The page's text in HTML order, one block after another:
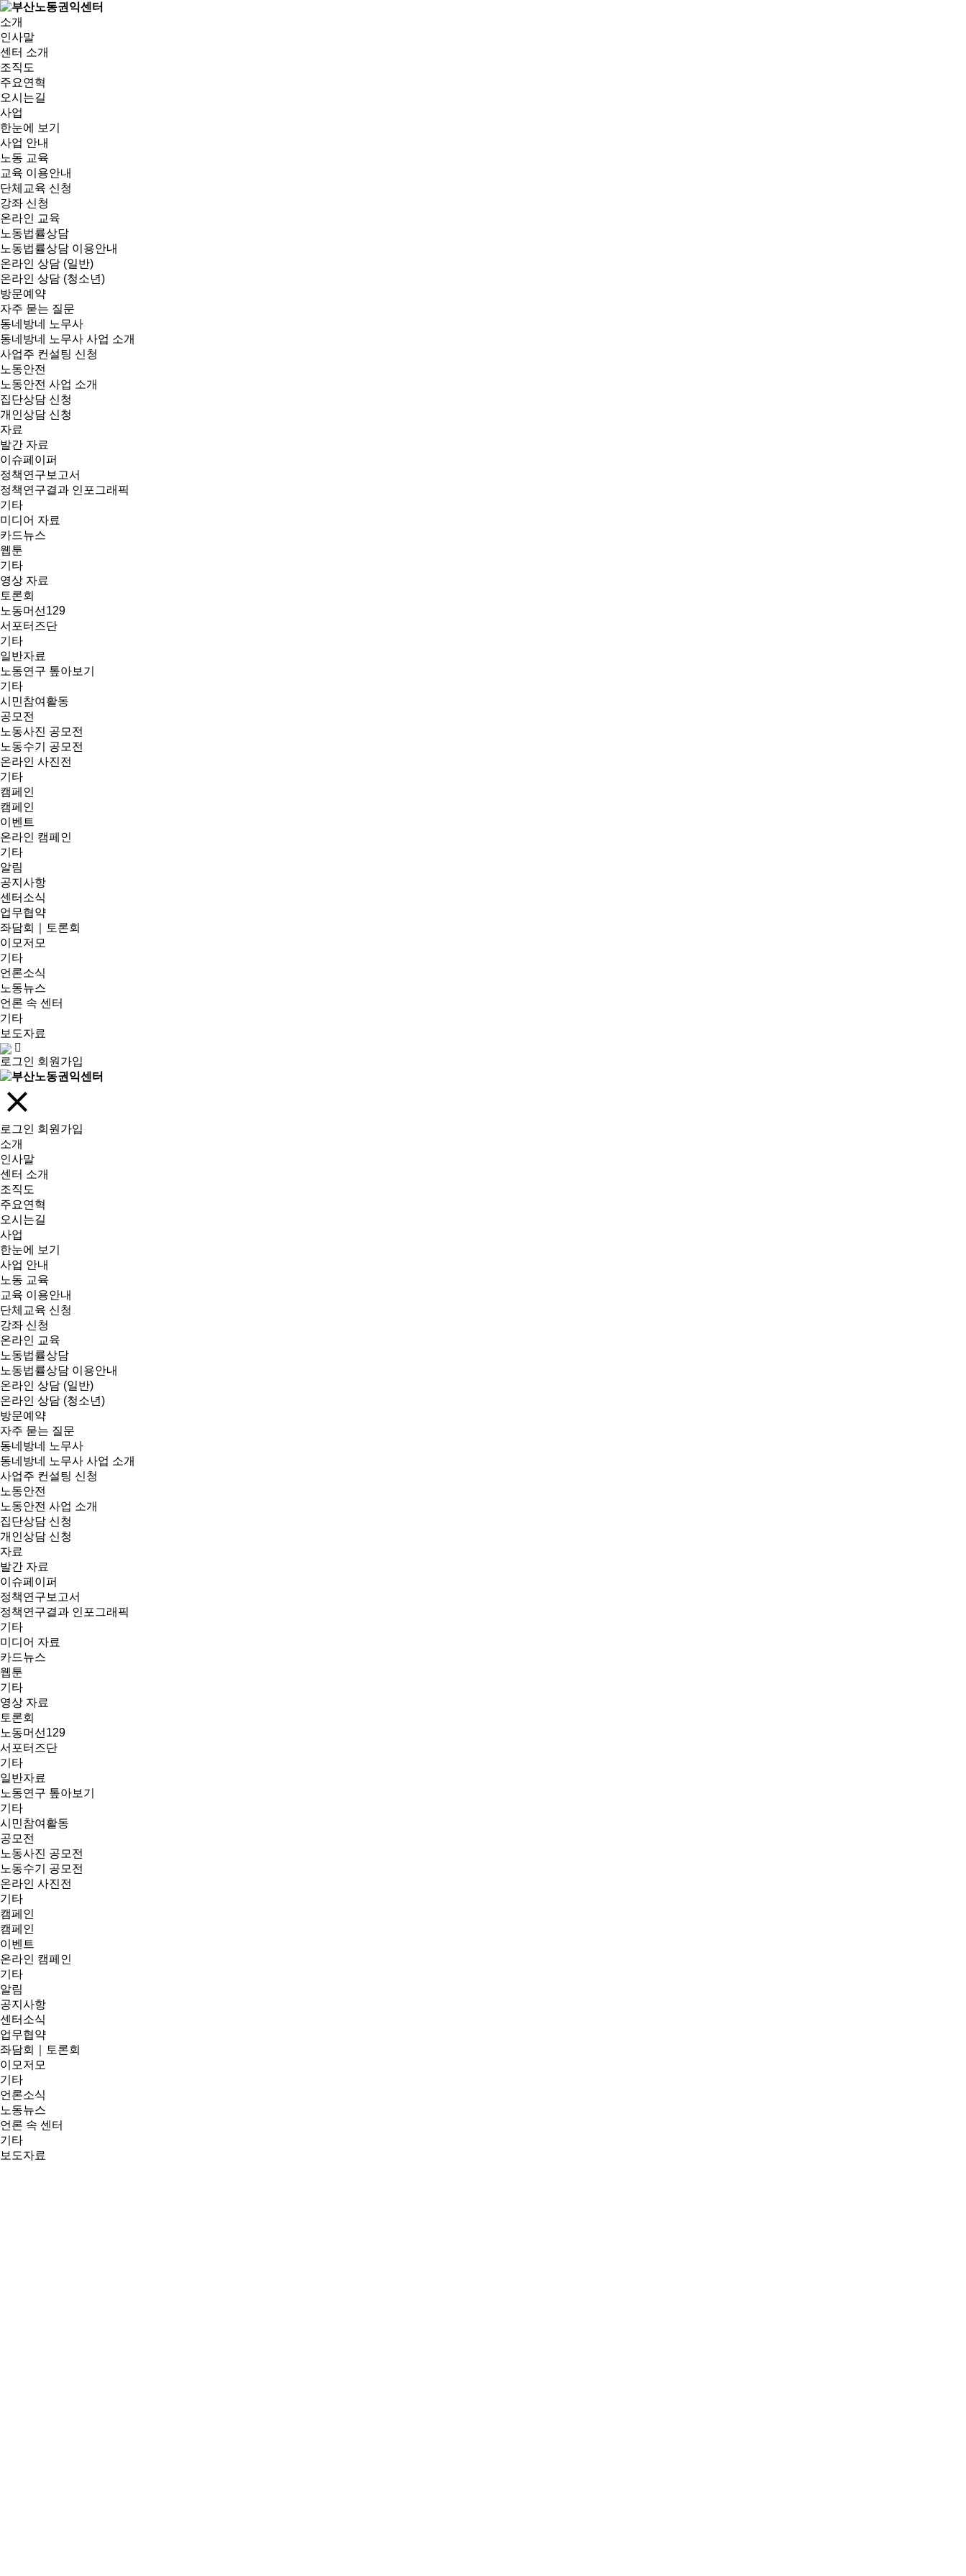
소개
인사말
센터 소개
조직도
주요연혁
오시는길
사업
한눈에 보기
사업 안내
노동 교육
교육 이용안내
단체교육 신청
강좌 신청
온라인 교육
노동법률상담
노동법률상담 이용안내
온라인 상담 (일반)
온라인 상담 (청소년)
방문예약
자주 묻는 질문
동네방네 노무사
동네방네 노무사 사업 소개
사업주 컨설팅 신청
노동안전
노동안전 사업 소개
집단상담 신청
개인상담 신청
자료
발간 자료
이슈페이퍼
정책연구보고서
정책연구결과 인포그래픽
기타
미디어 자료
카드뉴스
웹툰
기타
영상 자료
토론회
노동머선129
서포터즈단
기타
일반자료
노동연구 톺아보기
기타
시민참여활동
공모전
노동사진 공모전
노동수기 공모전
온라인 사진전
기타
캠페인
캠페인
이벤트
온라인 캠페인
기타
알림
공지사항
센터소식
업무협약
좌담회｜토론회
이모저모
기타
언론소식
노동뉴스
언론 속 센터
기타
보도자료
로그인 회원가입
로그인 회원가입
소개
인사말
센터 소개
조직도
주요연혁
오시는길
사업
한눈에 보기
사업 안내
노동 교육
교육 이용안내
단체교육 신청
강좌 신청
온라인 교육
노동법률상담
노동법률상담 이용안내
온라인 상담 (일반)
온라인 상담 (청소년)
방문예약
자주 묻는 질문
동네방네 노무사
동네방네 노무사 사업 소개
사업주 컨설팅 신청
노동안전
노동안전 사업 소개
집단상담 신청
개인상담 신청
자료
발간 자료
이슈페이퍼
정책연구보고서
정책연구결과 인포그래픽
기타
미디어 자료
카드뉴스
웹툰
기타
영상 자료
토론회
노동머선129
서포터즈단
기타
일반자료
노동연구 톺아보기
기타
시민참여활동
공모전
노동사진 공모전
노동수기 공모전
온라인 사진전
기타
캠페인
캠페인
이벤트
온라인 캠페인
기타
알림
공지사항
센터소식
업무협약
좌담회｜토론회
이모저모
기타
언론소식
노동뉴스
언론 속 센터
기타
보도자료